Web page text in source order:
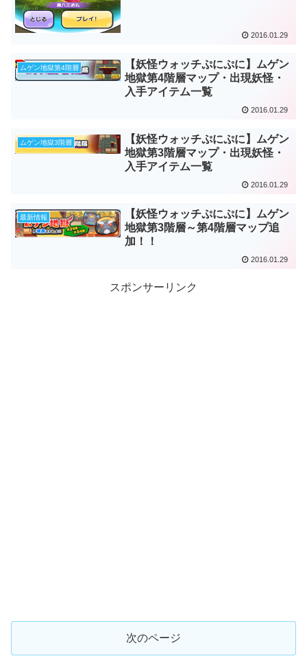
2016.01.29
ムゲン地獄第4階層
【妖怪ウォッチぷにぷに】ムゲン
地獄第4階層マップ・出現妖怪・
入手アイテム一覧
2016.01.29
ムゲン地獄3階層
【妖怪ウォッチぷにぷに】ムゲン
地獄第3階層マップ・出現妖怪・
入手アイテム一覧
2016.01.29
最新情報
【妖怪ウォッチぷにぷに】ムゲン
地獄第3階層～第4階層マップ追
加！！
2016.01.29
スポンサーリンク
次のページ